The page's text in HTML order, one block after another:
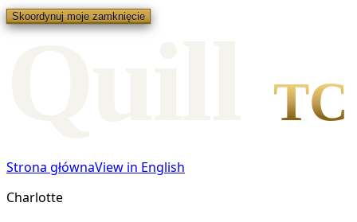
Skoordynuj moje zamknięcie
TC
Strona głównaView in English
Charlotte